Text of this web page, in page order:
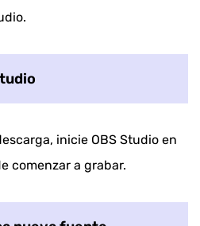
inicie OBS Studio en
comenzar a grabar.